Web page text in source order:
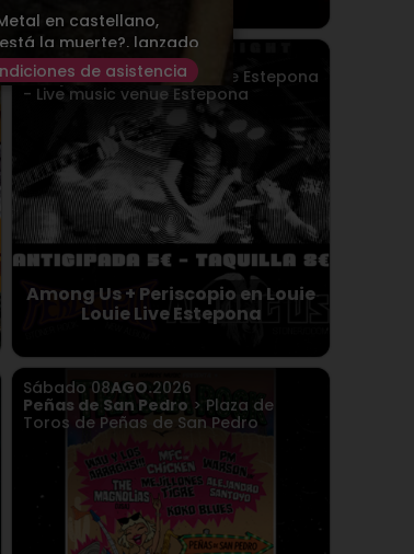
en castellano,
la muerte?, lanzado
de asistencia
Sábado08AGO.2026
Estepona> Louie Louie Live Estepona
- Live music venue Estepona
Among Us + Periscopio en Louie
Louie Live Estepona
Sábado 08AGO.2026
Peñas de San Pedro > Plaza de
Toros de Peñas de San Pedro